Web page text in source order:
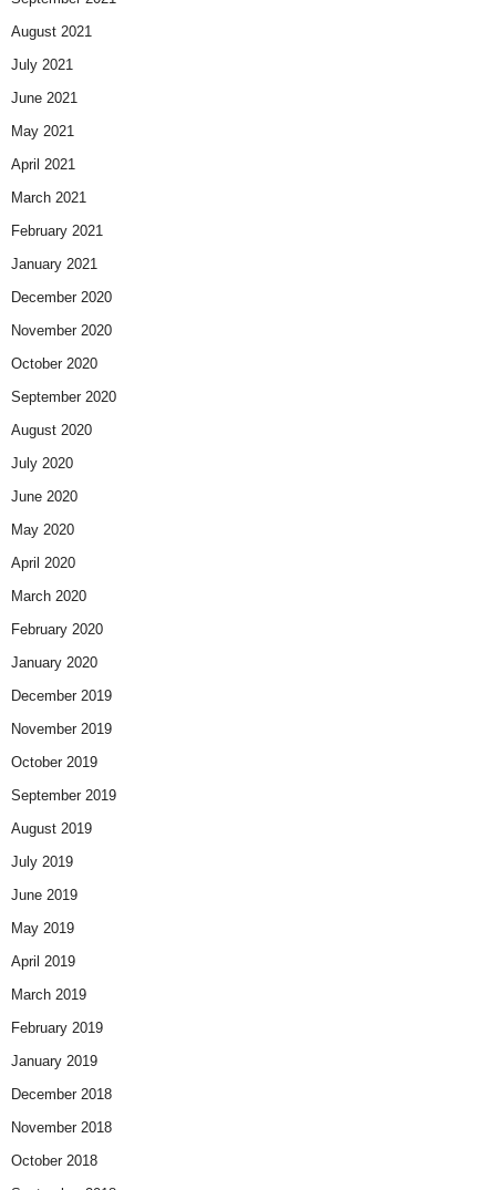
August 2021
July 2021
June 2021
May 2021
April 2021
March 2021
February 2021
January 2021
December 2020
November 2020
October 2020
September 2020
August 2020
July 2020
June 2020
May 2020
April 2020
March 2020
February 2020
January 2020
December 2019
November 2019
October 2019
September 2019
August 2019
July 2019
June 2019
May 2019
April 2019
March 2019
February 2019
January 2019
December 2018
November 2018
October 2018